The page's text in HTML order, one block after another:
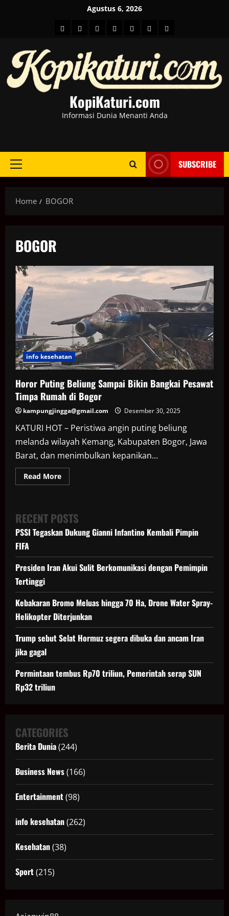
Agustus 6, 2026
HOMEBeritahot
BusinessKesehatan
SportEntertainment
KopiKaturi.com
Informasi Dunia Menanti Anda
Primary
SUBSCRIBE
Home BOGOR
BOGOR
info kesehatan
Horor Puting Beliung Sampai Bikin Bangkai Pesawat
Timpa Rumah di Bogor
kampungjingga@gmail.com Desember 30, 2025
KATURI HOT – Peristiwa angin puting beliung
melanda wilayah Kemang, Kabupaten Bogor, Jawa
Barat, dan menimbulkan kepanikan...
Read MoreRead
more
Sampai
Bikin
Bangkai
Pesawat
Bogor
RECENT POSTS
PSSI Tegaskan Dukung Gianni Infantino Kembali Pimpin
FIFA
Presiden Iran Akui Sulit Berkomunikasi dengan Pemimpin
Tertinggi
Kebakaran Bromo Meluas hingga 70 Ha, Drone Water Spray-
Helikopter Diterjunkan
Trump sebut Selat Hormuz segera dibuka dan ancam Iran
jika gagal
Permintaan tembus Rp70 triliun, Pemerintah serap SUN
Rp32 triliun
CATEGORIES
Berita Dunia(244)
Business News(166)
Entertainment(98)
info kesehatan(262)
Kesehatan(38)
Sport(215)